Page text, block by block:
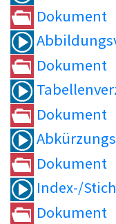
Dokument
Dokument
Dokument
Dokument
Index-/
Dokument